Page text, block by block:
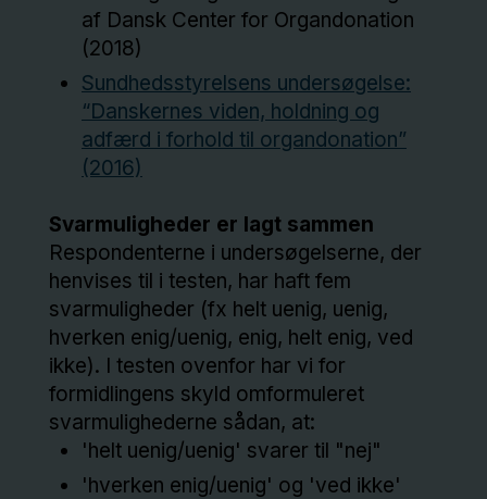
af Dansk Center for Organdonation
(2018)
Sundhedsstyrelsens undersøgelse:
“Danskernes viden, holdning og
adfærd i forhold til organdonation”
(2016)
Svarmuligheder er lagt sammen
Respondenterne i undersøgelserne, der
henvises til i testen, har haft fem
svarmuligheder (fx helt uenig, uenig,
hverken enig/uenig, enig, helt enig, ved
ikke). I testen ovenfor har vi for
formidlingens skyld omformuleret
svarmulighederne sådan, at:
'helt uenig/uenig' svarer til "nej"
'hverken enig/uenig' og 'ved ikke'